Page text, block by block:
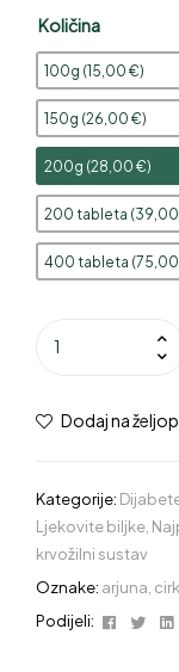
Količina
100g (15,00 €)
150g (26,00 €)
200g (28,00 €)
200 tableta (39,00
400 tableta (75,00
Dodaj na
Kategorije:
Ljekovite biljke,
krvožilni sustav
Oznake: arjuna,
Podijeli: